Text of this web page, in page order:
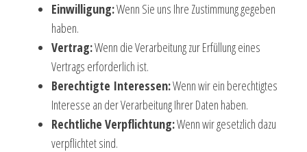
Einwilligung:Wenn Sie uns Ihre Zustimmung gegeben
haben.
Vertrag:Wenn die Verarbeitung zur Erfüllung eines
Vertrags erforderlich ist.
Berechtigte Interessen:Wenn wir ein berechtigtes
Interesse an der Verarbeitung Ihrer Daten haben.
Rechtliche Verpflichtung:Wenn wir gesetzlich dazu
verpflichtet sind.